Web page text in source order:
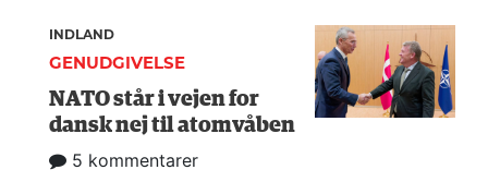
INDLAND
GENUDGIVELSE
NATO står i vejen for
dansk nej til atomvåben
5 kommentarer